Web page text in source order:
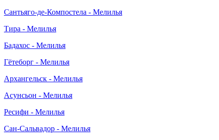
Сантьяго-де-Компостела - Мелилья
Тира - Мелилья
Бадахос - Мелилья
Гётеборг - Мелилья
Архангельск - Мелилья
Асунсьон - Мелилья
Ресифи - Мелилья
Сан-Сальвадор - Мелилья